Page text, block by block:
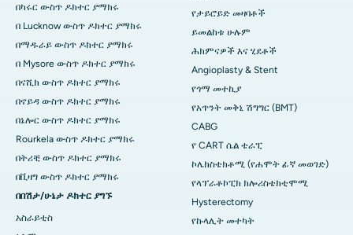
በካሩር ውስጥ ዶክተር ያማክሩ
በ Lucknow ውስጥ ዶክተር ያማክሩ
በማዱራይ ውስጥ ዶክተር ያማክሩ
በ Mysore ውስጥ ዶክተር ያማክሩ
በናሺክ ውስጥ ዶክተር ያማክሩ
በኖይዳ ውስጥ ዶክተር ያማክሩ
በኔሎር ውስጥ ዶክተር ያማክሩ
Rourkela ውስጥ ዶክተር ያማክሩ
በትሪቺ ውስጥ ዶክተር ያማክሩ
በቪዛግ ውስጥ ዶክተር ያማክሩ
በበሽታ/ሁኔታ ዶክተር ያግኙ
አስራይቲስ
የታይሮይድ መዛባቶች
ይመልከቱ ሁሉም
ሕክምናዎች እና ሂደቶች
Angioplasty & Stent
የጎማ መተኪያ
የአጥንት መቅኒ ሽግግር (BMT)
CABG
የ CART ሴል ቴራፒ
ኮሌክስቴክቶሚ (የሐሞት ፊኛ መወገድ)
የላፕራቶኮፒክ ክሎሪስቴክቲሞሚ
Hysterectomy
የኩላሊት መተካት